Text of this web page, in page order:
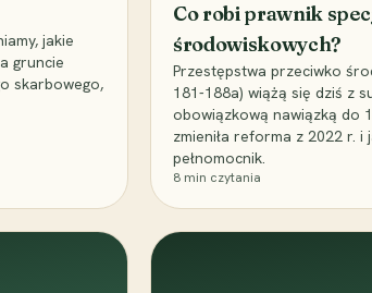
jakie
gruncie
skarbowego,
Co robi prawnik
środowiskowych?
Przestępstwa przeciwko
181-188a) wiążą się dziś z
obowiązkową nawiązką do
zmieniła reforma z 2022 r.
pełnomocnik.
8 min czytania